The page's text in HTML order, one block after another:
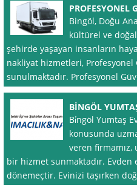
PROFESYONEL
Bingöl, Doğu
kültürel ve
şehirde yaşayan insanların
nakliyat hizmetleri, Profesyonel
sunulmaktadır. Profesyonel
BİNGÖL
Bi̇ngöl Yumtaş
konusunda
veren
bir hizmet sunmaktadır. Evden
dönemeçtir. Evinizi taşırken